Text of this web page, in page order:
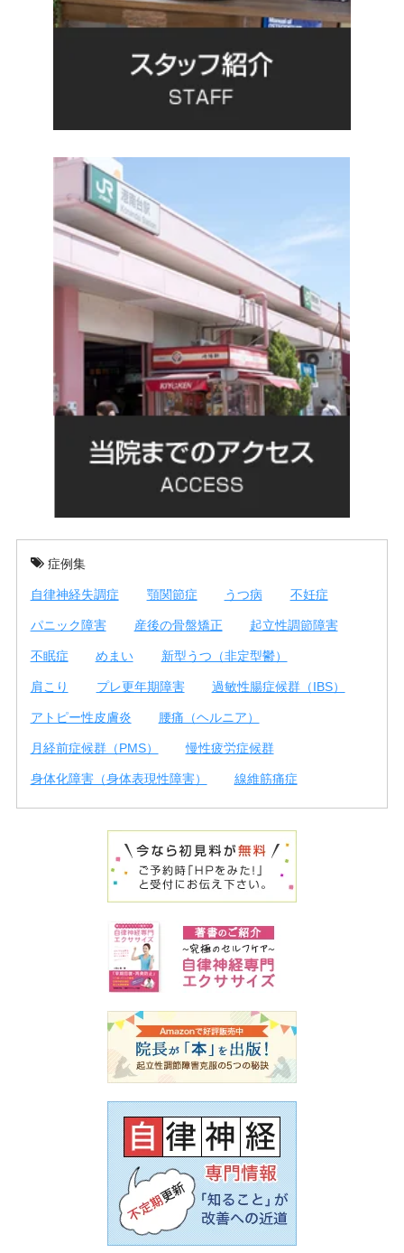
症例集
自律神経失調症 顎関節症 うつ病 不妊症
パニック障害 産後の骨盤矯正 起立性調節障害
不眠症 めまい 新型うつ（非定型鬱）
肩こり プレ更年期障害 過敏性腸症候群（IBS）
アトピー性皮膚炎 腰痛（ヘルニア）
月経前症候群（PMS） 慢性疲労症候群
身体化障害（身体表現性障害） 線維筋痛症